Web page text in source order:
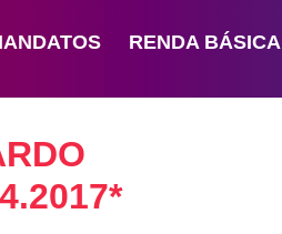
RENDA BÁSICA